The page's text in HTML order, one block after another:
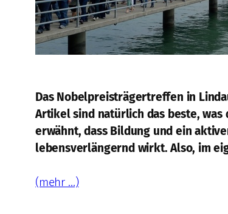
Das Nobelpreisträgertreffen in
Artikel sind natürlich das beste,
erwähnt, dass Bildung und ein
lebensverlängernd wirkt. Also, im
(mehr …)